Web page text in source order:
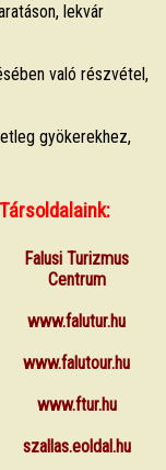
lekvár
való részvétel,
gyökerekhez,
Társoldalaink:
Falusi Turizmus
Centrum
www.falutur.hu
www.falutour.hu
www.ftur.hu
szallas.eoldal.hu